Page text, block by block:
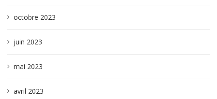
octobre 2023
juin 2023
mai 2023
avril 2023